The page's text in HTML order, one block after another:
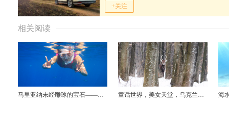
+关注
相关阅读
马里亚纳未经雕琢的宝石——
童话世界，美女天堂，乌克兰狩
海